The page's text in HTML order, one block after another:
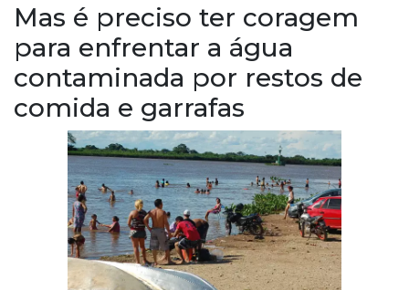
Mas é preciso ter coragem
para enfrentar a água
contaminada por restos de
comida e garrafas